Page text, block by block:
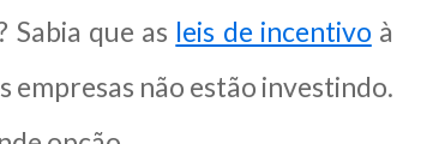
Sabia que as leis de incentivo à
empresas não estão investindo.